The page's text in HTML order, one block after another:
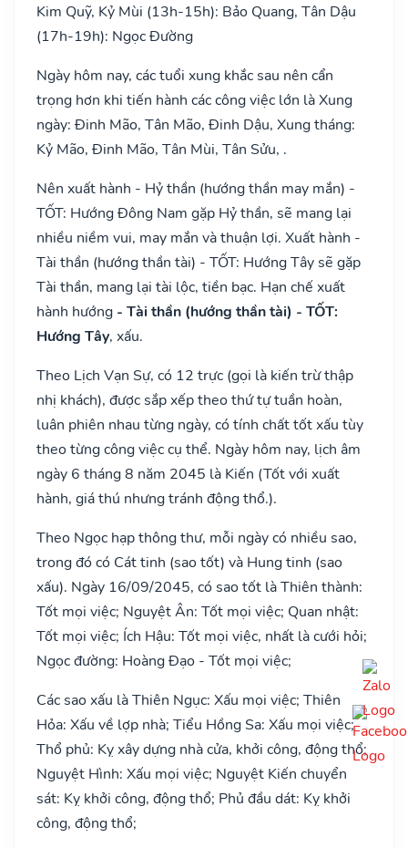
Kim Quỹ, Kỷ Mùi (13h-15h): Bảo Quang, Tân Dậu
(17h-19h): Ngọc Đường
Ngày hôm nay, các tuổi xung khắc sau nên cẩn
trọng hơn khi tiến hành các công việc lớn là Xung
ngày: Đinh Mão, Tân Mão, Đinh Dậu, Xung tháng:
Kỷ Mão, Đinh Mão, Tân Mùi, Tân Sửu, .
Nên xuất hành - Hỷ thần (hướng thần may mắn) -
TỐT: Hướng Đông Nam gặp Hỷ thần, sẽ mang lại
nhiều niềm vui, may mắn và thuận lợi. Xuất hành -
Tài thần (hướng thần tài) - TỐT: Hướng Tây sẽ gặp
Tài thần, mang lại tài lộc, tiền bạc. Hạn chế xuất
hành hướng - Tài thần (hướng thần tài) - TỐT:
Hướng Tây, xấu.
Theo Lịch Vạn Sự, có 12 trực (gọi là kiến trừ thập
nhị khách), được sắp xếp theo thứ tự tuần hoàn,
luân phiên nhau từng ngày, có tính chất tốt xấu tùy
theo từng công việc cụ thể. Ngày hôm nay, lịch âm
ngày 6 tháng 8 năm 2045 là Kiến (Tốt với xuất
hành, giá thú nhưng tránh động thổ.).
Theo Ngọc hạp thông thư, mỗi ngày có nhiều sao,
trong đó có Cát tinh (sao tốt) và Hung tinh (sao
xấu). Ngày 16/09/2045, có sao tốt là Thiên thành:
Tốt mọi việc; Nguyệt Ân: Tốt mọi việc; Quan nhật:
Tốt mọi việc; Ích Hậu: Tốt mọi việc, nhất là cưới hỏi;
Ngọc đường: Hoàng Đạo - Tốt mọi việc;
Các sao xấu là Thiên Ngục: Xấu mọi việc; Thiên
Hỏa: Xấu về lợp nhà; Tiểu Hồng Sa: Xấu mọi việc;
Thổ phủ: Kỵ xây dựng nhà cửa, khởi công, động thổ;
Nguyệt Hình: Xấu mọi việc; Nguyệt Kiến chuyển
sát: Kỵ khởi công, động thổ; Phủ đầu dát: Kỵ khởi
công, động thổ;